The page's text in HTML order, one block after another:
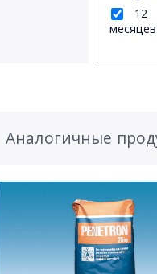
12
месяцев
Аналогичные